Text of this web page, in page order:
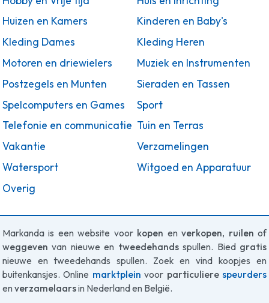
Huizen en Kamers
Kinderen en Baby's
Kleding Dames
Kleding Heren
Motoren en driewielers
Muziek en Instrumenten
Postzegels en Munten
Sieraden en Tassen
Spelcomputers en Games
Sport
Telefonie en communicatie Tuin en Terras
Vakantie
Verzamelingen
Watersport
Witgoed en Apparatuur
Overig
Markanda is een website voor kopen enverkopen, ruilen of
weggeven van nieuwe en tweedehandsspullen. Bied gratis
nieuwe en tweedehands spullen. Zoek en vind koopjes en
buitenkansjes. Online marktplein voor particulierespeurders
en verzamelaarsin Nederland en België.